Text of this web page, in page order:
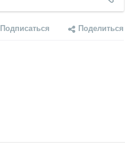
Подписаться Поделиться